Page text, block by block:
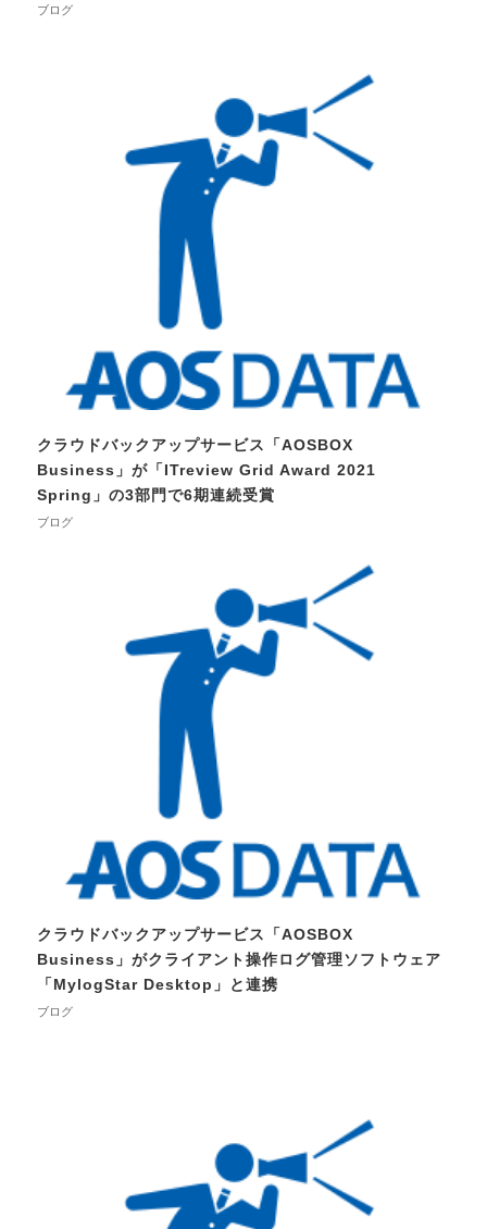
ブログ
クラウドバックアップサービス「AOSBOX
Business」が「ITreview Grid Award 2021
Spring」の3部門で6期連続受賞
ブログ
クラウドバックアップサービス「AOSBOX
Business」がクライアント操作ログ管理ソフトウェア
「MylogStar Desktop」と連携
ブログ